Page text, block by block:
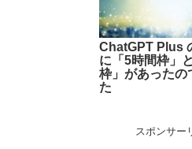
ChatGPT Plus
に「5時間枠」
枠」があったの
た
スポンサー